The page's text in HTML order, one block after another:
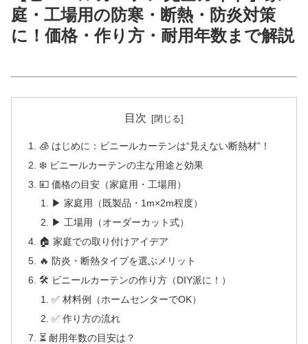
庭・工場用の防寒・断熱・防炎対策
に！価格・作り方・耐用年数まで解説
目次
🧊 はじめに：ビニールカーテンは“見えない断熱材”！
❄️ ビニールカーテンの主な用途と効果
💴 価格の目安（家庭用・工場用）
▶ 家庭用（既製品・1m×2m程度）
▶ 工場用（オーダーカット式）
🏠 家庭での取り付けアイデア
🔥 防炎・断熱タイプを選ぶメリット
🛠 ビニールカーテンの作り方（DIY派に！）
✅ 材料例（ホームセンターでOK）
✅ 作り方の流れ
⏳ 耐用年数の目安は？